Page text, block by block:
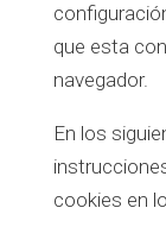
que esta
navegador.
En los
cookies en